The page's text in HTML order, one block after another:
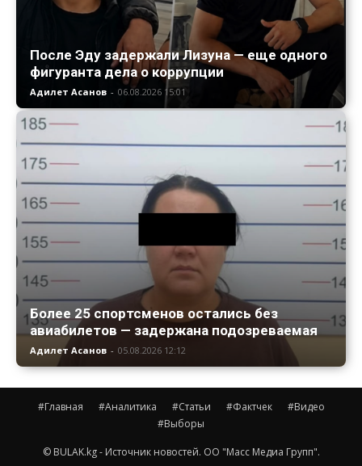
После Эду задержали Лизуна — еще одного
фигуранта дела о коррупции
Адилет Асанов - 06.08.2026 15:01
Более 25 спортсменов остались без
авиабилетов — задержана подозреваемая
Адилет Асанов - 05.08.2026 12:12
#Главная #Аналитика #Статьи #Фактчек
#Видео
#Выборы
© BULAK.kg - Источник новостей. ОО "Масс Медиа Групп".